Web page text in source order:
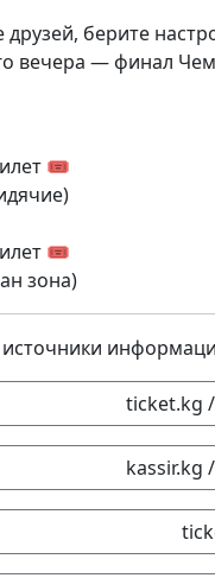
берите
вечера — финал
🎟️
🎟️
зона)
ticket.kg
kassir.kg